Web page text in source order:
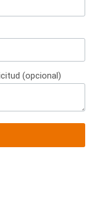
(opcional)